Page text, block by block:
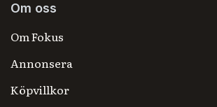
Om oss
Om Fokus
Annonsera
Köpvillkor